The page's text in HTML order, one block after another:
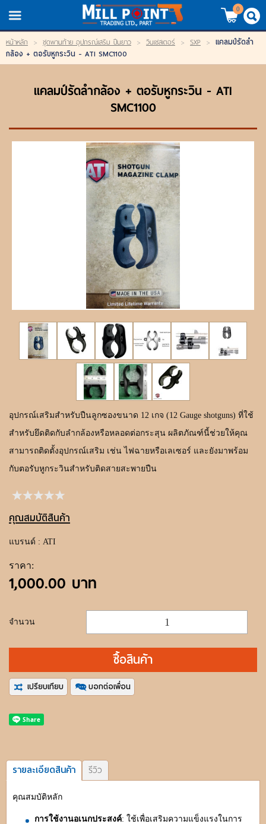
TH/EN
LOGIN REGISTER
My Wishlist
สินค้า
ค้นหาสินค้า
ติดต่อเรา
0
หน้าหลัก > ชุดพานท้าย อุปกรณ์เสริม ปืนยาว > วินเชสเตอร์ > SXP > แคลมป์รัดลำ
กล้อง + ตอรับหูกระวิน - ATI SMC1100
แคลมป์รัดลำกล้อง + ตอรับหูกระวิน - ATI
SMC1100
อุปกรณ์เสริมสำหรับปืนลูกซองขนาด 12 เกจ (12 Gauge shotguns) ที่ใช้
สำหรับยึดติดกับลำกล้องหรือหลอดต่อกระสุน ผลิตภัณฑ์นี้ช่วยให้คุณ
สามารถติดตั้งอุปกรณ์เสริม เช่น ไฟฉายหรือเลเซอร์ และยังมาพร้อม
กับตอรับหูกระวินสำหรับติดสายสะพายปืน
คุณสมบัติสินค้า
แบรนด์ : ATI
ราคา:
1,000.00 บาท
จำนวน
ซื้อสินค้า
เปรียบเทียบ บอกต่อเพื่อน
รายละเอียดสินค้า รีวิว
คุณสมบัติหลัก
การใช้งานอเนกประสงค์: ใช้เพื่อเสริมความแข็งแรงในการ